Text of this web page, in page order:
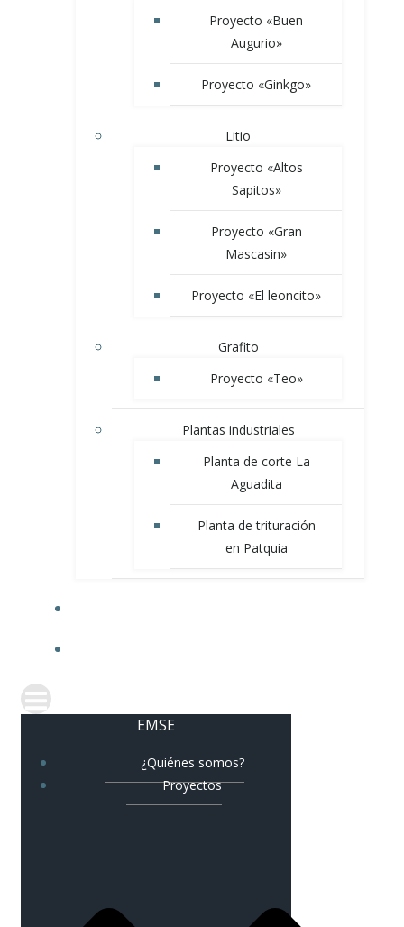
Proyecto «Buen
Augurio»
Proyecto «Ginkgo»
Litio
Proyecto «Altos
Sapitos»
Proyecto «Gran
Mascasin»
Proyecto «El leoncito»
Grafito
Proyecto «Teo»
Plantas industriales
Planta de corte La
Aguadita
Planta de trituración
en Patquia
EMSE
¿Quiénes somos?
Proyectos